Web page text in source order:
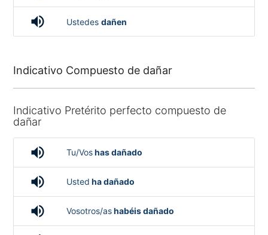
volume_up Ustedes dañen
Indicativo Compuesto de dañar
Indicativo Pretérito perfecto compuesto de
dañar
volume_up Tu/Voshas dañado
volume_up Usted ha dañado
volume_up Vosotros/ashabéis dañado